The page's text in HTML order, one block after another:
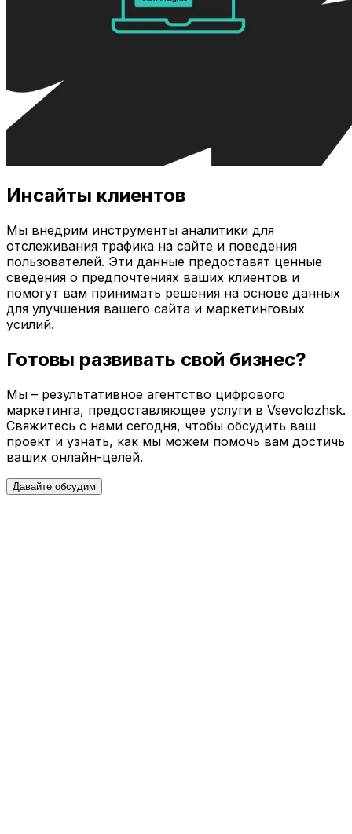
Инсайты клиентов
Мы внедрим инструменты аналитики для
отслеживания трафика на сайте и поведения
пользователей. Эти данные предоставят ценные
сведения о предпочтениях ваших клиентов и
помогут вам принимать решения на основе данных
для улучшения вашего сайта и маркетинговых
усилий.
Готовы развивать свой бизнес?
Мы – результативное агентство цифрового
маркетинга, предоставляющее услуги в Vsevolozhsk.
Свяжитесь с нами сегодня, чтобы обсудить ваш
проект и узнать, как мы можем помочь вам достичь
ваших онлайн-целей.
Давайте обсудим